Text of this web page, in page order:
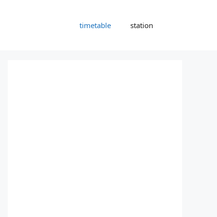
timetable station